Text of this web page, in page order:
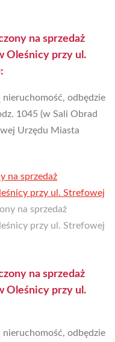
na sprzedaż
Oleśnicy przy ul.
odbędzie
1045 (w Sali Obrad
Urzędu Miasta
na sprzedaż
przy ul. Strefowej
na sprzedaż
Oleśnicy przy ul.
odbędzie